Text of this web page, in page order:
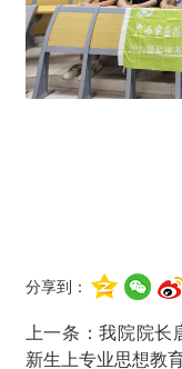
分享到：
上一条：我院院长
新生上专业思想教